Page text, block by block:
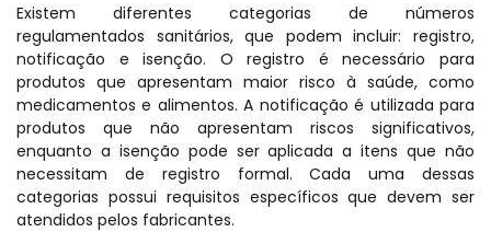
Existem diferentes categorias de números
regulamentados sanitários, que podem incluir: registro,
notificação e isenção. O registro é necessário para
produtos que apresentam maior risco à saúde, como
medicamentos e alimentos. A notificação é utilizada para
produtos que não apresentam riscos significativos,
enquanto a isenção pode ser aplicada a itens que não
necessitam de registro formal. Cada uma dessas
categorias possui requisitos específicos que devem ser
atendidos pelos fabricantes.